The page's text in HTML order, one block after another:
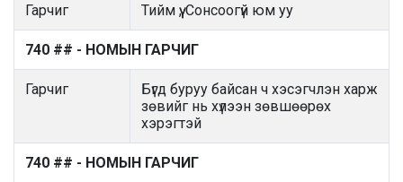
Гарчиг Тийм үү, Сонсоогүй юм уу
740 ## - НОМЫН ГАРЧИГ
Гарчиг
Бүгд буруу байсан ч хэсэгчлэн харж
зөвийг нь хүлээн зөвшөөрөх
хэрэгтэй
740 ## - НОМЫН ГАРЧИГ